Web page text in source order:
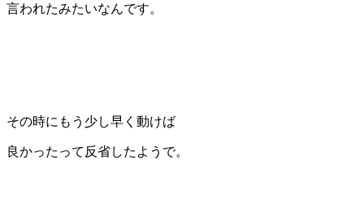
言われたみたいなんです。
その時にもう少し早く動けば
良かったって反省したようで。